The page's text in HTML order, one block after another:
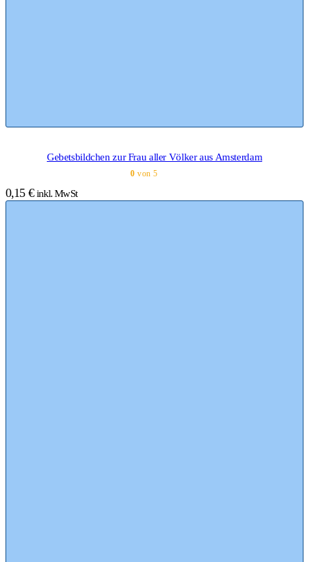
Gebetsbildchen zur Frau aller Völker aus Amsterdam
0 von 5
0,15 € inkl. MwSt